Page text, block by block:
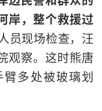
岸，整个救援过
员现场检查，汪
观察。这时熊唐
多处被玻璃划